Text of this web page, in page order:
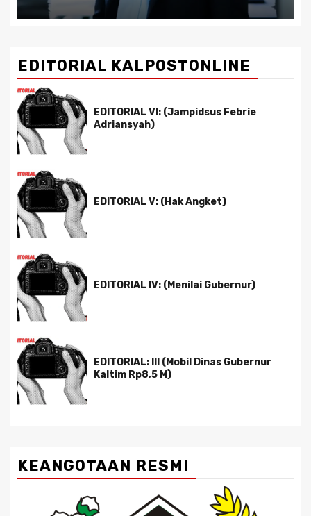
EDITORIAL KALPOSTONLINE
EDITORIAL VI: (Jampidsus Febrie
Adriansyah)
EDITORIAL V: (Hak Angket)
EDITORIAL IV: (Menilai Gubernur)
EDITORIAL: III (Mobil Dinas Gubernur
Kaltim Rp8,5 M)
KEANGOTAAN RESMI